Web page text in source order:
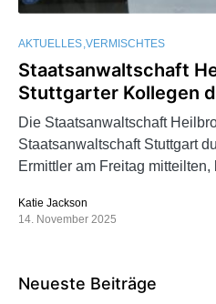
AKTUELLES VERMISCHTES
Staatsanwaltschaft
Stuttgarter Kollegen
Die Staatsanwaltschaft
Staatsanwaltschaft Stuttgart
Ermittler am Freitag
Katie Jackson
14. November 2025
Neueste Beiträge